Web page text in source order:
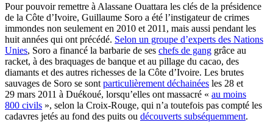
Pour pouvoir remettre à Alassane Ouattara les clés de la présidence
de la Côte d’Ivoire, Guillaume Soro a été l’instigateur de crimes
immondes non seulement en 2010 et 2011, mais aussi pendant les
huit années qui ont précédé. Selon un groupe d’experts des Nations
Unies, Soro a financé la barbarie de ses chefs de gang grâce au
racket, à des braquages de banque et au pillage du cacao, des
diamants et des autres richesses de la Côte d’Ivoire. Les brutes
sauvages de Soro se sont particulièrement déchainées les 28 et
29 mars 2011 à Duékoué, lorsqu’elles ont massacré « au moins
800 civils », selon la Croix-Rouge, qui n’a toutefois pas compté les
cadavres jetés au fond des puits ou découverts subséquemment.